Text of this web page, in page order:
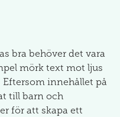
bra behöver det vara
mörk text mot ljus
innehållet på
till barn och
för att skapa ett